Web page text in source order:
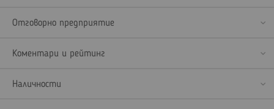
Отговорно предприятие
Коментари и рейтинг
Наличности